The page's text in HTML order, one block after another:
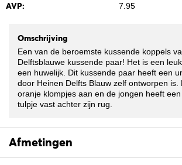
AVP: 7.95
Omschrijving
Een van de beroemste kussende koppels
Delftsblauwe kussende paar! Het is een
een huwelijk. Dit kussende paar heeft een
door Heinen Delfts Blauw zelf ontworpen is.
oranje klompjes aan en de jongen heeft
tulpje vast achter zijn rug.
Afmetingen